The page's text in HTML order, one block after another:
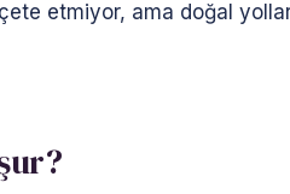
etmiyor, ama doğal